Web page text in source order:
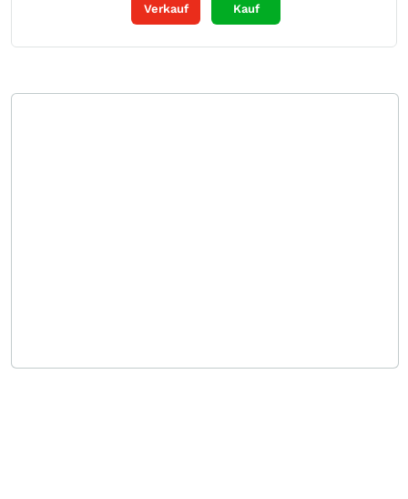
Verkauf Kauf